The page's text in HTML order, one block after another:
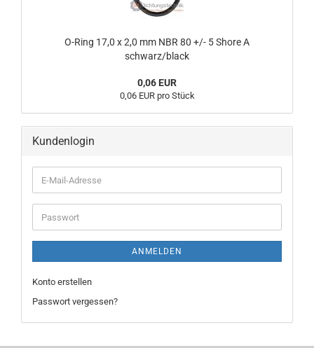
O-Ring 17,0 x 2,0 mm NBR 80 +/- 5 Shore A
schwarz/black
0,06 EUR
0,06 EUR pro Stück
Kundenlogin
E-
Mail-
Adresse
Passwort
ANMELDEN
Konto erstellen
Passwort vergessen?